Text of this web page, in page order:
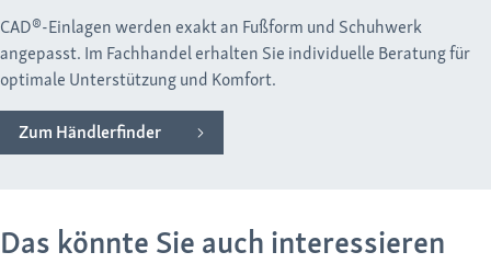
CAD®-Einlagen werden exakt an Fußform und Schuhwerk
angepasst. Im Fachhandel erhalten Sie individuelle Beratung für
optimale Unterstützung und Komfort.
Zum Händlerfinder
Das könnte Sie auch interessieren